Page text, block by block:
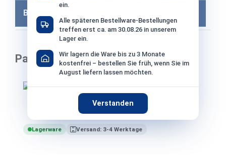
ein.
Alle späteren Bestellware-Bestellungen
treffen erst ca. am 30.08.26 in unserem
Lager ein.
Wir lagern die Ware bis zu 3 Monate
kostenfrei – bestellen Sie früh, wenn Sie im
August liefern lassen möchten.
Verstanden
Bewertungen
Passend dazu
Produktgalerie überspringen
Sopro Keramik Silikon grau 15 - 310 ml
Lagerware Versand: 3-4 Werktage